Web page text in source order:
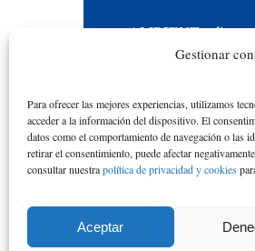
Gestionar
Para ofrecer las mejores experiencias, utilizamos
acceder a la información del dispositivo. El
datos como el comportamiento de navegación o las
retirar el consentimiento, puede afectar
consultar nuestrapolítica de privacidad y cookies
Aceptar
AMBIENTonline
reconocimiento a la
alumnos y las
de Caminos de la
Catalunya desde el
2026 de